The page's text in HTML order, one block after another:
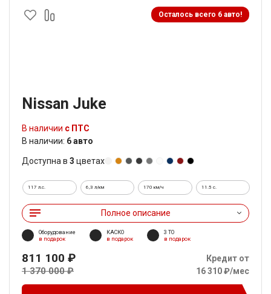
Осталось всего 6 авто!
Nissan Juke
В наличии с ПТС
В наличии: 6 авто
Доступна в 3 цветах
117 л.с. 6,3 л/км 170 км/ч 11.5 c.
Полное описание
Оборудование
в подарок
КАСКО
в подарок
3 ТО
в подарок
811 100 ₽
1 370 000 ₽
Кредит от
16 310 ₽/мес